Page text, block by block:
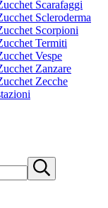
Scarafaggi
Scleroderma
Scorpioni
Termiti
Vespe
Zanzare
Zecche
Submit
search